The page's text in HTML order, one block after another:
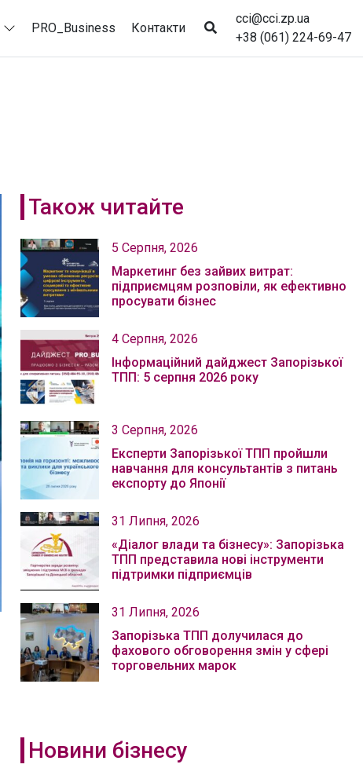
PRO_Business Контакти
cci@cci.zp.ua
+38 (061) 224-69-47
Також читайте
5 Серпня, 2026
Маркетинг без зайвих витрат:
підприємцям розповіли, як ефективно
просувати бізнес
4 Серпня, 2026
Інформаційний дайджест Запорізької
ТПП: 5 серпня 2026 року
3 Серпня, 2026
Експерти Запорізької ТПП пройшли
навчання для консультантів з питань
експорту до Японії
31 Липня, 2026
«Діалог влади та бізнесу»: Запорізька
ТПП представила нові інструменти
підтримки підприємців
31 Липня, 2026
Запорізька ТПП долучилася до
фахового обговорення змін у сфері
торговельних марок
Новини бізнесу